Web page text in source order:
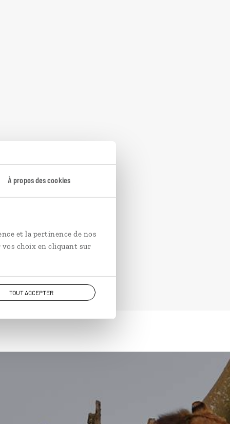
À propos des cookies
et la pertinence de nos
vos choix en cliquant sur
TOUT ACCEPTER